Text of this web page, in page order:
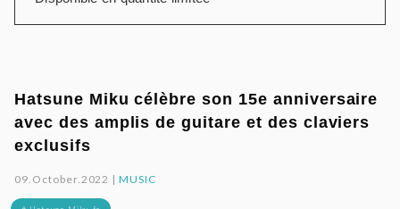
Hatsune Miku célèbre son 15e anniversaire
avec des amplis de guitare et des claviers
exclusifs
09.October.2022 |MUSIC